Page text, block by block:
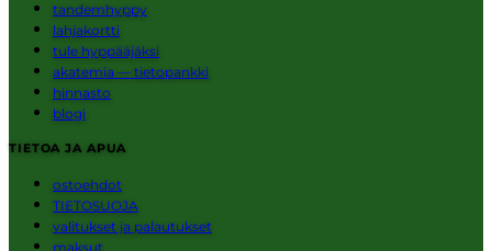
tandemhyppy
lahjakortti
tule hyppääjäksi
akatemia — tietopankki
hinnasto
blogi
TIETOA JA APUA
ostoehdot
TIETOSUOJA
valitukset ja palautukset
maksut